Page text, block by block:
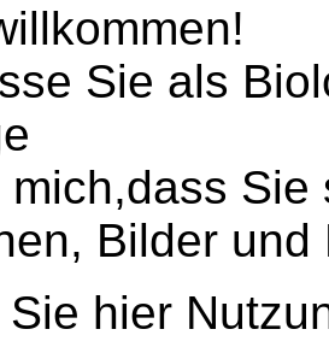
Sie als
mich,dass
Bilder
Sie hier